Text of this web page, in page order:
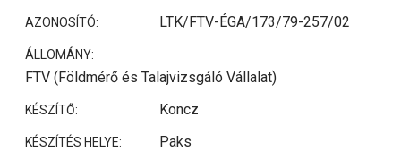
AZONOSÍTÓ: LTK/FTV-ÉGA/173/79-257/02
ÁLLOMÁNY:
FTV (Földmérő és Talajvizsgáló Vállalat)
KÉSZÍTŐ: Koncz
KÉSZÍTÉS HELYE: Paks